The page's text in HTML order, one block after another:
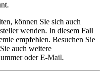
können Sie sich auch
wenden. In diesem Fall
empfehlen. Besuchen Sie
auch weitere
oder E-Mail.